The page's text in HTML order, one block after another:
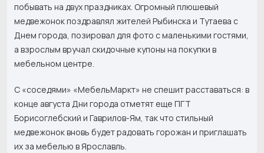
побывать на двух праздниках. Огромный плюшевый
медвежонок поздравлял жителей Рыбинска и Тутаева с
Днем города, позировал для фото с маленькими гостями,
а взрослым вручал скидочные купоны на покупки в
мебельном центре.
С «соседями» «МебельМаркт» не спешит расставаться: в
конце августа Дни города отметят еще ПГТ
Борисоглебский и Гаврилов-Ям, так что стильный
медвежонок вновь будет радовать горожан и приглашать
их за мебелью в Ярославль.